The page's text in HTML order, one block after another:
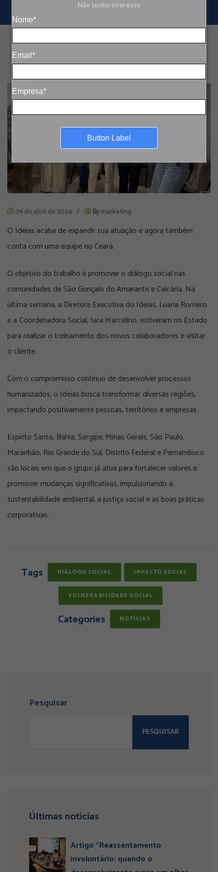
Não tenho interesse
Nome*
Email*
Empresa*
Button Label
29 de abril de 2024 / Bymarketing
O Ideias acaba de expandir sua atuação e agora também
conta com uma equipe no Ceará.
O objetivo do trabalho é promover o diálogo social nas
comunidades de São Gonçalo do Amarante e Calcária. Na
última semana, a Diretora Executiva do Ideias, Luana Romero
e a Coordenadora Social, Iara Marcelino, estiveram no Estado
para realizar o treinamento dos novos colaboradores e visitar
o cliente.
Com o compromisso contínuo de desenvolver processos
humanizados, o Ideias busca transformar diversas regiões,
impactando positivamente pessoas, territórios e empresas.
Espírito Santo, Bahia, Sergipe, Minas Gerais, São Paulo,
Maranhão, Rio Grande do Sul, Distrito Federal e Pernambuco
são locais em que o grupo já atua para fortalecer valores e
promover mudanças significativas, impulsionando a
sustentabilidade ambiental, a justiça social e as boas práticas
corporativas.
Tags DIÁLOGO SOCIAL IMPACTO SOCIAL
VULNERABILIDADE SOCIAL
Categories NOTÍCIAS
Pesquisar
PESQUISAR
Últimas notícias
Artigo “Reassentamento
involuntário: quando o